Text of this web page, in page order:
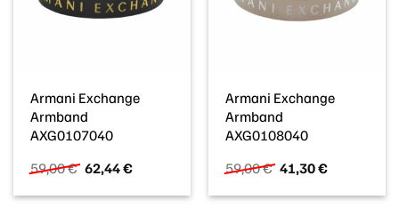
Armani Exchange
Armband
AXG0107040
59,00€ Ursprünglicher
Preis
war:
62,44€Aktueller
ist:
Armani Exchange
Armband
AXG0108040
59,00€ Ursprünglicher
Preis
war:
41,30€Aktueller
ist: